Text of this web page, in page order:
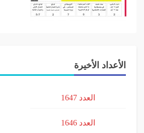
الأعداد الأخيرة
العدد 1647
العدد 1646